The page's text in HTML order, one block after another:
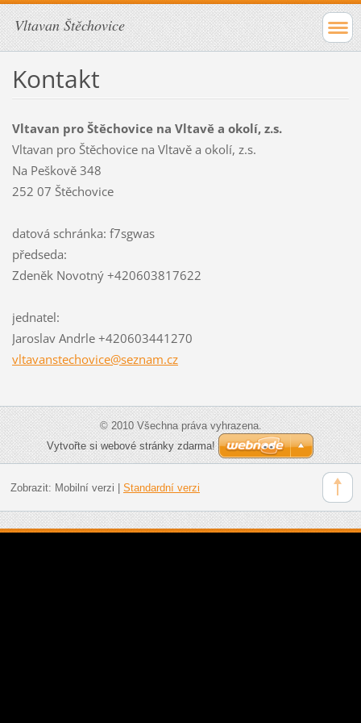
Vltavan Štěchovice
Kontakt
Vltavan pro Štěchovice na Vltavě a okolí, z.s.
Vltavan pro Štěchovice na Vltavě a okolí, z.s.
Na Peškově 348
252 07 Štěchovice
datová schránka: f7sgwas
předseda:
Zdeněk Novotný +420603817622
jednatel:
Jaroslav Andrle +420603441270
vltavanstechovice@seznam.cz
© 2010 Všechna práva vyhrazena.
Vytvořte si webové stránky zdarma!
Zobrazit: Mobilní verzi Standardní verzi